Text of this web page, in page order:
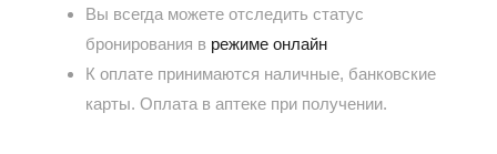
Вы всегда можете отследить статус
бронирования в режиме онлайн
К оплате принимаются наличные, банковские
карты. Оплата в аптеке при получении.